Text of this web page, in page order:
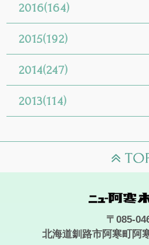
2016(164)
2015(192)
2014(247)
2013(114)
〒085-
北海道釧路市阿寒町阿